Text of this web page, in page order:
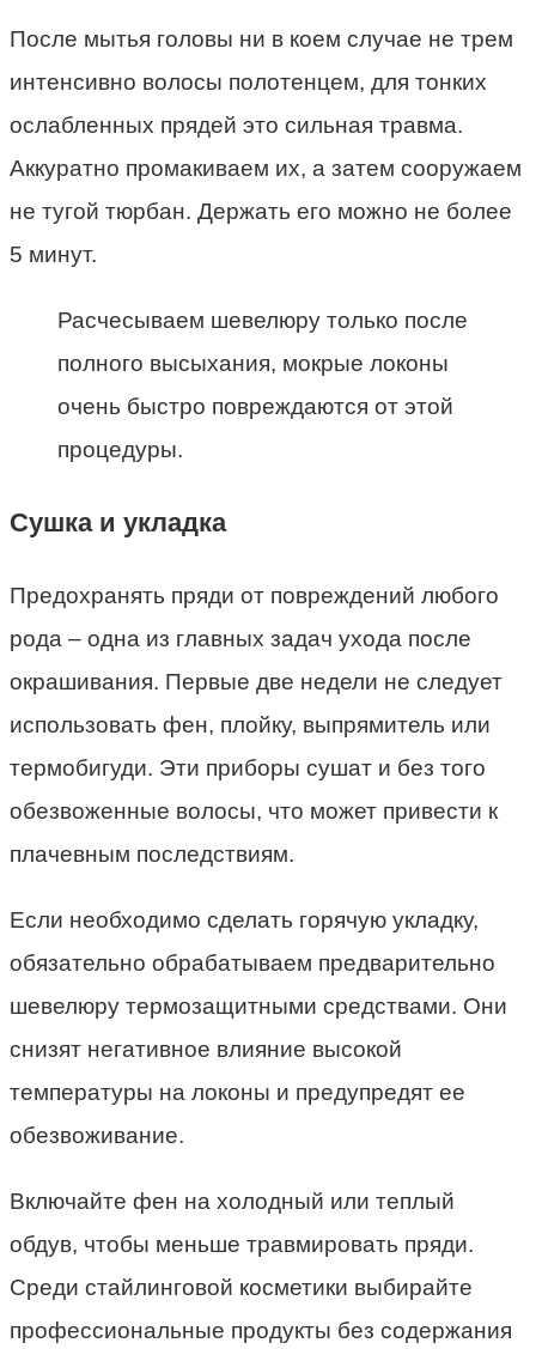
После мытья головы ни в коем случае не трем
интенсивно волосы полотенцем, для тонких
ослабленных прядей это сильная травма.
Аккуратно промакиваем их, а затем сооружаем
не тугой тюрбан. Держать его можно не более
5 минут.
Расчесываем шевелюру только после
полного высыхания, мокрые локоны
очень быстро повреждаются от этой
процедуры.
Сушка и укладка
Предохранять пряди от повреждений любого
рода – одна из главных задач ухода после
окрашивания. Первые две недели не следует
использовать фен, плойку, выпрямитель или
термобигуди. Эти приборы сушат и без того
обезвоженные волосы, что может привести к
плачевным последствиям.
Если необходимо сделать горячую укладку,
обязательно обрабатываем предварительно
шевелюру термозащитными средствами. Они
снизят негативное влияние высокой
температуры на локоны и предупредят ее
обезвоживание.
Включайте фен на холодный или теплый
обдув, чтобы меньше травмировать пряди.
Среди стайлинговой косметики выбирайте
профессиональные продукты без содержания